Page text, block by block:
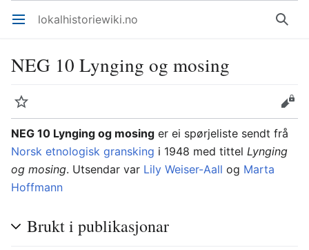
Åpne hovedmenyen lokalhistoriewiki.no Søk
NEG 10 Lynging og mosing
Overvåk
Rediger
NEG 10 Lynging og mosing er ei spørjeliste sendt frå
Norsk etnologisk gransking i 1948 med tittel Lynging
og mosing. Utsendar var Lily Weiser-Aall og Marta
Hoffmann
Brukt i publikasjonar